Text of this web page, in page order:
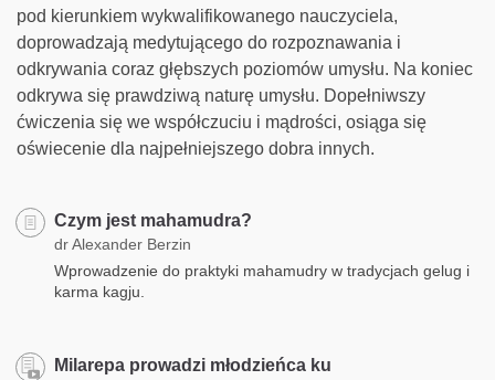
pod kierunkiem wykwalifikowanego nauczyciela,
doprowadzają medytującego do rozpoznawania i
odkrywania coraz głębszych poziomów umysłu. Na koniec
odkrywa się prawdziwą naturę umysłu. Dopełniwszy
ćwiczenia się we współczuciu i mądrości, osiąga się
oświecenie dla najpełniejszego dobra innych.
Czym jest mahamudra?
dr Alexander Berzin
Wprowadzenie do praktyki mahamudry w tradycjach gelug i
karma kagju.
Milarepa prowadzi młodzieńca ku